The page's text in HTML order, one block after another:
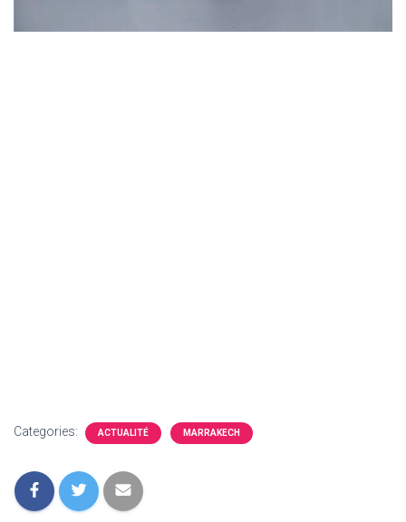
Categories: ACTUALITÉ MARRAKECH